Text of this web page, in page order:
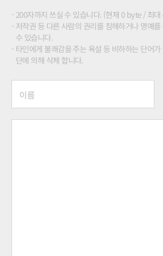
200자까지 쓰실 수 있습니다. (현재 0 byte / 최
저작권 등 다른 사람의 권리를 침해하거나 명예
수 있습니다.
타인에게 불쾌감을 주는 욕설 등 비하하는 단어
단에 의해 삭제 합니다.